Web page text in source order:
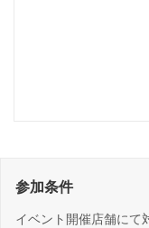
参加条件
イベント開催店舗にて